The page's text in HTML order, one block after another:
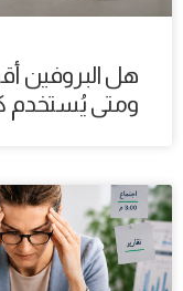
هل البروفين
ومتى يُستخدم